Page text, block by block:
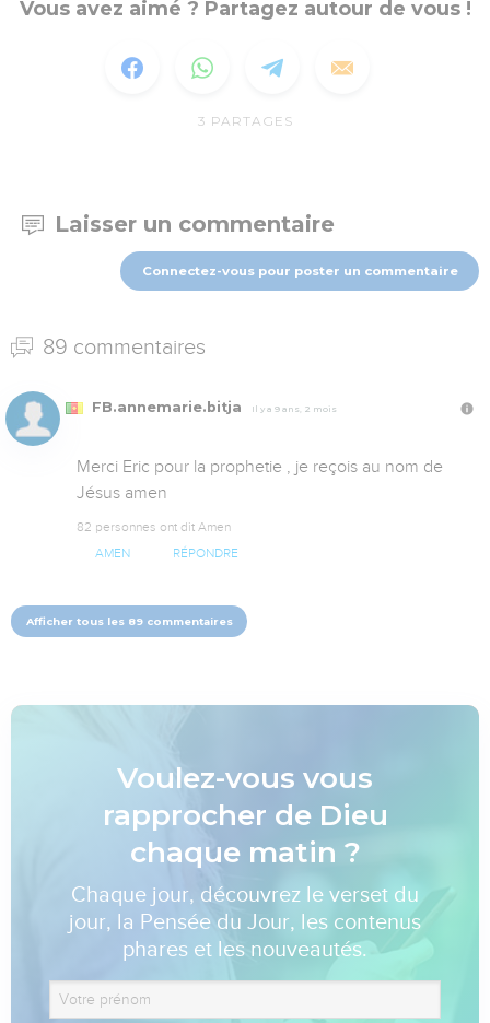
Vous avez aimé ? Partagez autour de vous !
3 PARTAGES
Laisser un commentaire
Connectez-vous pour poster un commentaire
89 commentaires
FB.annemarie.bitja Il y a 9 ans, 2 mois
Merci Eric pour la prophetie , je reçois au nom de
Jésus amen
82 personnes ont dit Amen
AMEN RÉPONDRE
Afficher tous les 89 commentaires
Voulez-vous vous
rapprocher de Dieu
chaque matin ?
Chaque jour, découvrez le verset du
jour, la Pensée du Jour, les contenus
phares et les nouveautés.